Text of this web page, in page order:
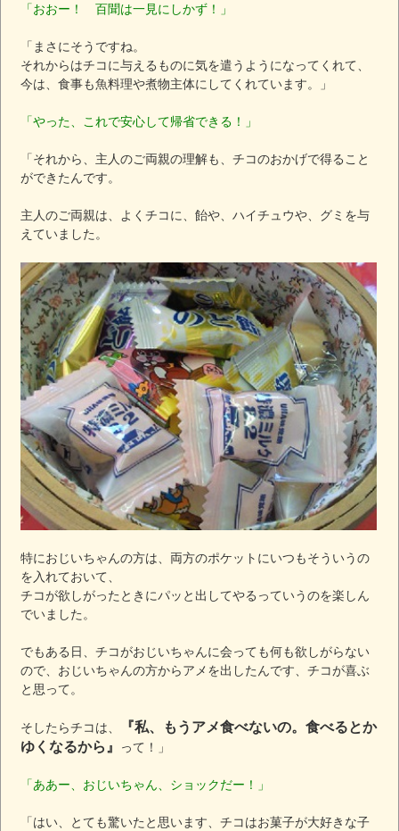
「おおー！ 百聞は一見にしかず！」
「まさにそうですね。
それからはチコに与えるものに気を遣うようになってくれて、
今は、食事も魚料理や煮物主体にしてくれています。」
「やった、これで安心して帰省できる！」
「それから、主人のご両親の理解も、チコのおかげで得ること
ができたんです。
主人のご両親は、よくチコに、飴や、ハイチュウや、グミを与
えていました。
特におじいちゃんの方は、両方のポケットにいつもそういうの
を入れておいて、
チコが欲しがったときにパッと出してやるっていうのを楽しん
でいました。
でもある日、チコがおじいちゃんに会っても何も欲しがらない
ので、おじいちゃんの方からアメを出したんです、チコが喜ぶ
と思って。
そしたらチコは、
『私、もうアメ食べないの。食べるとか
ゆくなるから』
って！」
「ああー、おじいちゃん、ショックだー！」
「はい、とても驚いたと思います、チコはお菓子が大好きな子